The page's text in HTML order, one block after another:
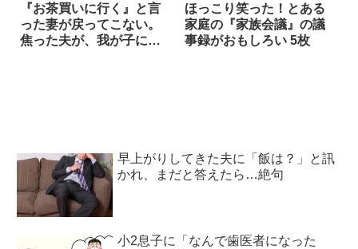
『お茶買いに行く』と言
った妻が戻ってこない。
焦った夫が、我が子に
ほっこり笑った！とある
家庭の『家族会議』の議
事録がおもしろい 5枚
早上がりしてきた夫に「飯は？」と訊
かれ、まだと答えたら…絶句
小2息子に「なんで歯医者になった